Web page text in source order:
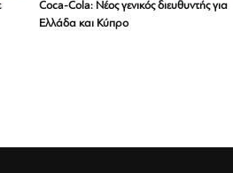
Coca-Cola: Νέος γενικός διευθυντής για
Ελλάδα και Κύπρο